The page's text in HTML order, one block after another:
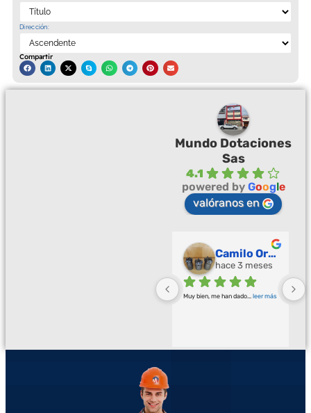
Dirección:
Compartir
Mundo Dotaciones
Sas
4.1
powered by Google
valóranos en
Camilo Ortegón
hace 3 meses
Muy bien, me han dado leer más